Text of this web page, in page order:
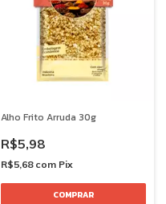
Alho Frito Arruda 30g
R$5,98
R$5,68 com Pix